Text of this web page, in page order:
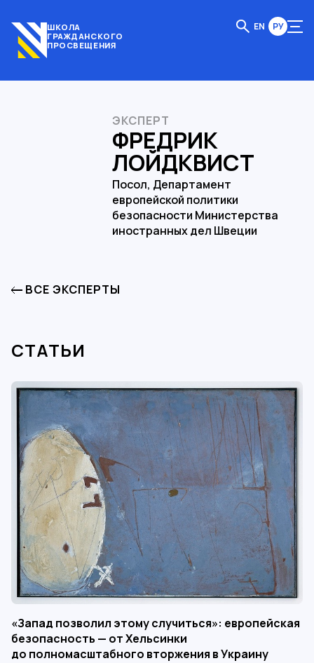
ШКОЛА
ГРАЖДАНСКОГО
ПРОСВЕЩЕНИЯ
EN РУ
ЭКСПЕРТ
ФРЕДРИК
ЛОЙДКВИСТ
Посол, Департамент
европейской политики
безопасности Министерства
иностранных дел Швеции
ВСЕ ЭКСПЕРТЫ
СТАТЬИ
«Запад позволил этому случиться»: европейская
безопасность — от Хельсинки
до полномасштабного вторжения в Украину